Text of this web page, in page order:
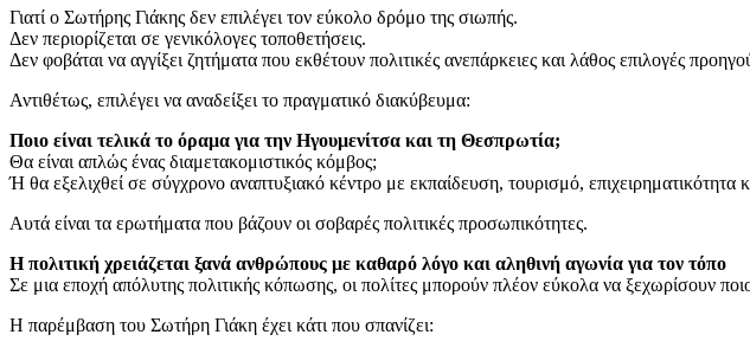
Γιατί ο Σωτήρης Γιάκης δεν επιλέγει τον εύκολο δρόμο της σιωπής.
Δεν περιορίζεται σε γενικόλογες τοποθετήσεις.
Δεν φοβάται να αγγίξει ζητήματα που εκθέτουν πολιτικές ανεπάρκειες και λάθος επιλογές
Αντιθέτως, επιλέγει να αναδείξει το πραγματικό διακύβευμα:
Ποιο είναι τελικά το όραμα για την Ηγουμενίτσα και τη Θεσπρωτία;
Θα είναι απλώς ένας διαμετακομιστικός κόμβος;
Ή θα εξελιχθεί σε σύγχρονο αναπτυξιακό κέντρο με εκπαίδευση, τουρισμό, επιχειρηματικότητα
Αυτά είναι τα ερωτήματα που βάζουν οι σοβαρές πολιτικές προσωπικότητες.
Η πολιτική χρειάζεται ξανά ανθρώπους με καθαρό λόγο και αληθινή αγωνία για τον τόπο
Σε μια εποχή απόλυτης πολιτικής κόπωσης, οι πολίτες μπορούν πλέον εύκολα να ξεχωρίσουν
Η παρέμβαση του Σωτήρη Γιάκη έχει κάτι που σπανίζει: